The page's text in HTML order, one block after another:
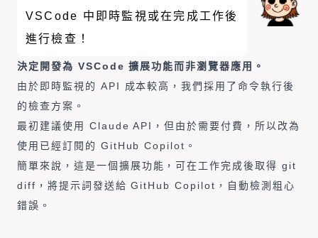
VSCode 中即時監視或在完成工作後
進行檢查！
決定開發為 VSCode 擴展功能而非瀏覽器應用。
由於即時監視的 API 成本較高，我們採用了命令執行後
的檢查方案。
最初建議使用 Claude API，但由於需要付費，所以改為
使用已經訂閱的 GitHub Copilot。
簡單來說，這是一個擴展功能，可在工作完成後取得 git
diff，將提示詞發送給 GitHub Copilot，自動檢測粗心
錯誤。